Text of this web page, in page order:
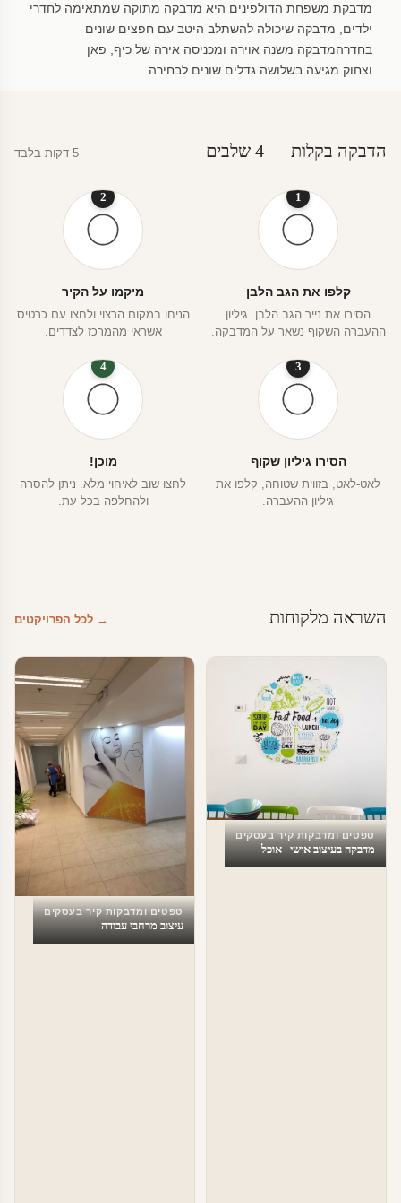
מדבקת משפחת הדולפינים היא מדבקה מתוקה שמתאימה לחדרי
ילדים, מדבקה שיכולה להשתלב היטב עם חפצים שונים
בחדרהמדבקה משנה אוירה ומכניסה אירה של כיף, פאן
וצחוק.מגיעה בשלושה גדלים שונים לבחירה.
הדבקה בקלות — 4 שלבים 5 דקות בלבד
1
קלפו את הגב הלבן
הסירו את נייר הגב הלבן. גיליון
ההעברה השקוף נשאר על המדבקה.
2
מיקמו על הקיר
הניחו במקום הרצוי ולחצו עם כרטיס
אשראי מהמרכז לצדדים.
3
הסירו גיליון שקוף
לאט-לאט, בזווית שטוחה, קלפו את
גיליון ההעברה.
4
מוכן!
לחצו שוב לאיחוי מלא. ניתן להסרה
ולהחלפה בכל עת.
השראה מלקוחות → לכל הפרויקטים
טפטים ומדבקות קיר בעסקים
מדבקה בעיצוב אישי | אוכל
טפטים ומדבקות קיר בעסקים
עיצוב מרחבי עבודה